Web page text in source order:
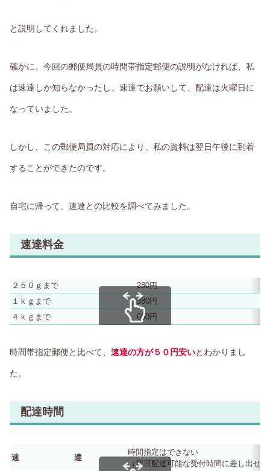
と説明してくれました。
確かに、今回の郵便局員の時間帯指定郵便の説明がなければ、私
は速達しか知らなかったし、速達でお願いして、配達は火曜日に
なっていました。
しかし、この郵便局員の対応により、私の資料は翌日午後に到着
することができたのです。
自宅に帰って、速達との比較を調べてみました。
速達料金
２５０ｇまで
280円
１ｋｇまで
380円
４ｋｇまで
650円
時間帯指定郵便と比べて、 速達の方が５０円安いとわかりまし
た。
配達時間
速 達
時間指定はできない
（翌日配達可能な受付時間に差し出せ